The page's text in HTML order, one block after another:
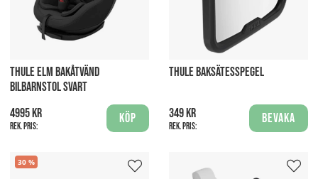
THULE ELM BAKÅTVÄND
BILBARNSTOL SVART
4995 kr
Rek. pris:
Köp
THULE BAKSÄTESSPEGEL
349 kr
Rek. pris:
Bevaka
30